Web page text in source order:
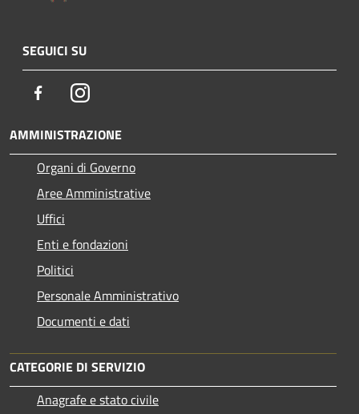
SEGUICI SU
FacebookInstagram
AMMINISTRAZIONE
Organi di Governo
Aree Amministrative
Uffici
Enti e fondazioni
Politici
Personale Amministrativo
Documenti e dati
CATEGORIE DI SERVIZIO
Anagrafe e stato civile